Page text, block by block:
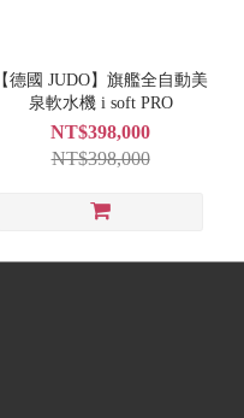
【德國 JUDO】旗艦全自動美
泉軟水機 i soft PRO
NT$398,000
NT$398,000